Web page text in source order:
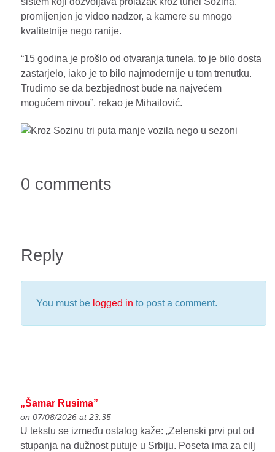
promijenjen je video nadzor, a kamere su mnogo
kvalitetnije nego ranije.
“15 godina je prošlo od otvaranja tunela, to je bilo dosta
zastarjelo, iako je to bilo najmodernije u tom trenutku.
Trudimo se da bezbjednost bude na najvećem
mogućem nivou”, rekao je Mihailović.
0 comments
Reply
You must be logged in to post a comment.
„Šamar Rusima”
on 07/08/2026 at 23:35
U tekstu se između ostalog kaže: „Zelenski prvi put od
stupanja na dužnost putuje u Srbiju. Poseta ima za cilj